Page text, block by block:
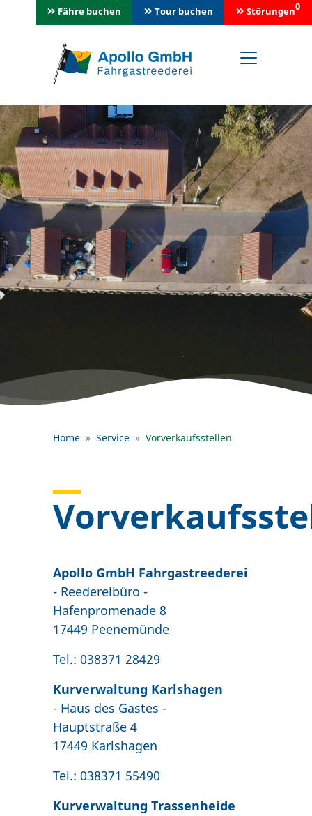
Fähre buchen Tour buchen Störungen0
Home Service Vorverkaufsstellen
Apollo GmbH Fahrgastreederei
- Reedereibüro -
Hafenpromenade 8
17449 Peenemünde
Tel.: 038371 28429
Kurverwaltung Karlshagen
- Haus des Gastes -
Hauptstraße 4
17449 Karlshagen
Tel.: 038371 55490
Kurverwaltung Trassenheide